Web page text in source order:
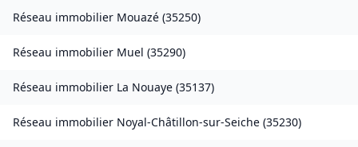
Réseau immobilier Mouazé (35250)
Réseau immobilier Muel (35290)
Réseau immobilier La Nouaye (35137)
Réseau immobilier Noyal-Châtillon-sur-Seiche (35230)